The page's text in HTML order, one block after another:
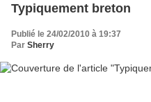
Typiquement breton
Publié le 24/02/2010 à 19:37
Par Sherry